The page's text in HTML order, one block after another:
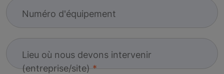
Numéro d'équipement
Lieu où nous devons intervenir
(entreprise/site)